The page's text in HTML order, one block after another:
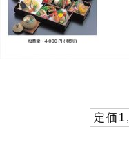
定価